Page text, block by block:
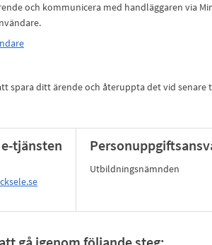
och kommunicera med handläggaren via
spara ditt ärende och återuppta det vid
tjänsten
Utbildningsnämnden